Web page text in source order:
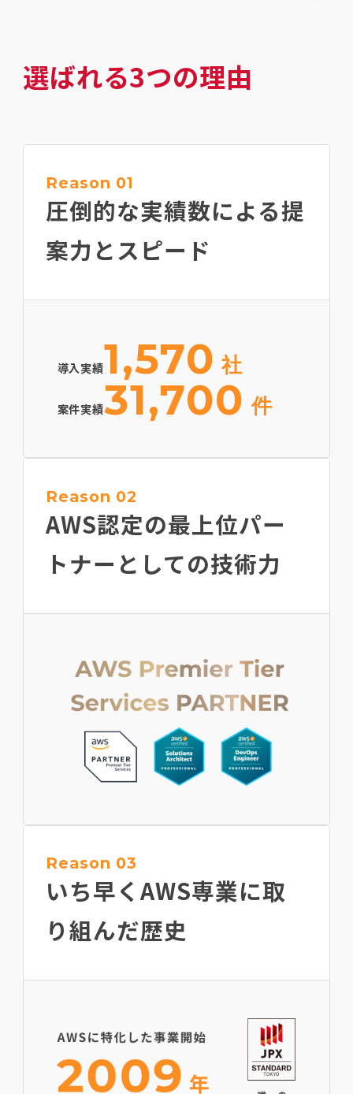
選ばれる3つの理由
Reason 01
圧倒的な実績数による提
案力とスピード
導入実績1,570 社
案件実績31,700 件
Reason 02
AWS認定の最上位パー
トナーとしての技術力
Reason 03
いち早くAWS専業に取
り組んだ歴史